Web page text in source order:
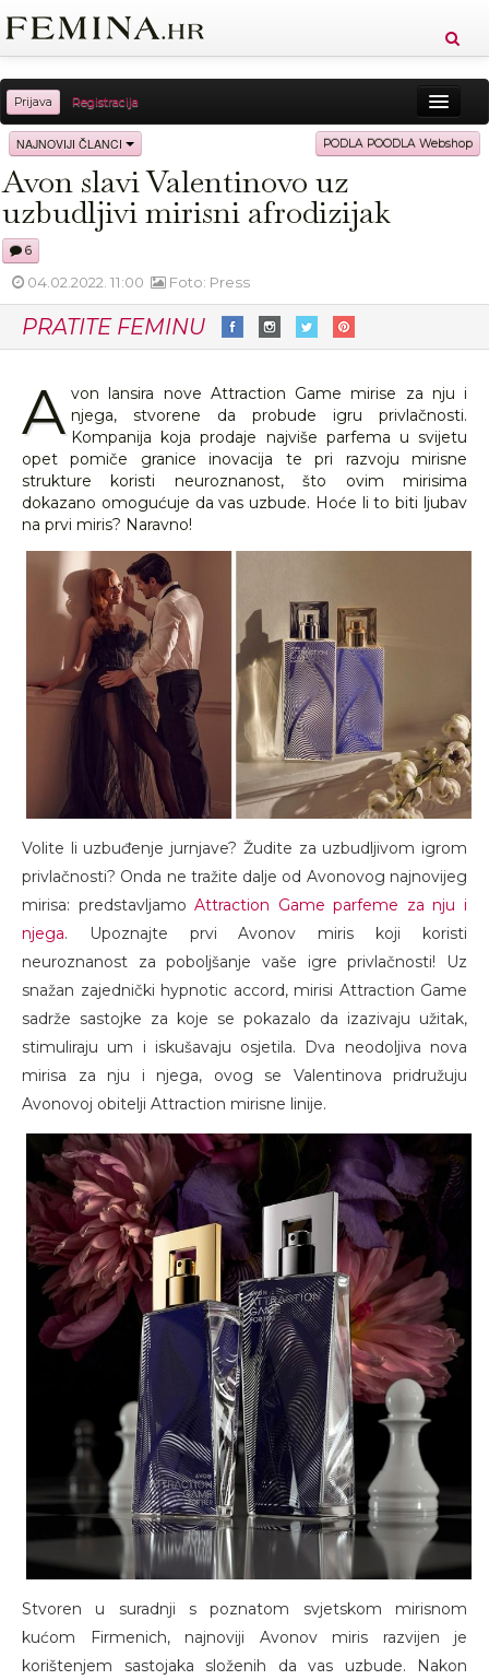
Prijava Registracija
Sreća Zdravlje Vitkost
Moda Ljubav Relax Putovanja
Cool
NAJNOVIJI ČLANCI PODLA POODLA Webshop
Avon slavi Valentinovo uz
uzbudljivi mirisni afrodizijak
6
04.02.2022. 11:00 Foto: Press
PRATITE FEMINU
A von lansira nove Attraction Game mirise za nju i
njega, stvorene da probude igru privlačnosti.
Kompanija koja prodaje najviše parfema u svijetu
opet pomiče granice inovacija te pri razvoju mirisne
strukture koristi neuroznanost, što ovim mirisima
dokazano omogućuje da vas uzbude. Hoće li to biti ljubav
na prvi miris? Naravno!
Volite li uzbuđenje jurnjave? Žudite za uzbudljivom igrom
privlačnosti? Onda ne tražite dalje od Avonovog najnovijeg
mirisa: predstavljamoAttraction Game parfeme za nju i
njega. Upoznajte prvi Avonov miris koji koristi
neuroznanost za poboljšanje vaše igre privlačnosti! Uz
snažan zajednički hypnotic accord, mirisi Attraction Game
sadrže sastojke za koje se pokazalo da izazivaju užitak,
stimuliraju um i iskušavaju osjetila. Dva neodoljiva nova
mirisa za nju i njega, ovog se Valentinova pridružuju
Avonovoj obitelji Attraction mirisne linije.
Stvoren u suradnji s poznatom svjetskom mirisnom
kućom Firmenich, najnoviji Avonov miris razvijen je
korištenjem sastojaka složenih da vas uzbude. Nakon